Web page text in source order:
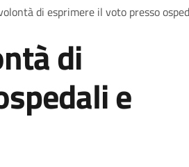
di esprimere il voto presso
di
e